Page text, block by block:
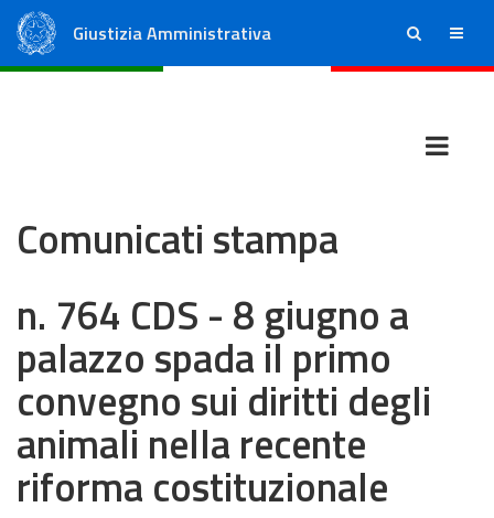
Giustizia Amministrativa ricerca menu
Comunicati stampa
n. 764 CDS - 8 giugno a
palazzo spada il primo
convegno sui diritti degli
animali nella recente
riforma costituzionale